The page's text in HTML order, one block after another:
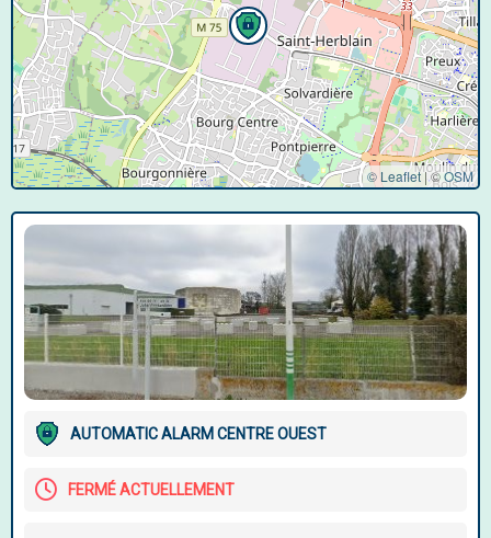
© Leaflet |©OSM
AUTOMATIC ALARM CENTRE OUEST
FERMÉ ACTUELLEMENT